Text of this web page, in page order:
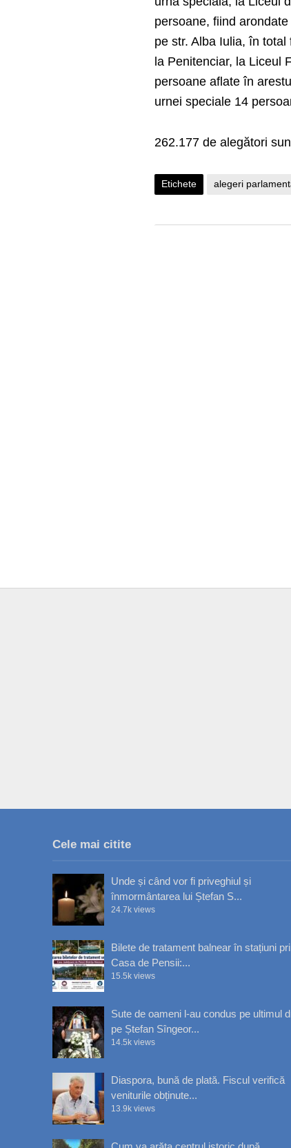
persoane, fiind
pe str. Alba Iulia, în
la Penitenciar, la Liceul
persoane aflate în
urnei speciale 14
262.177 de alegători
Etichete alegeri
Cele mai citite
Unde și când vor fi priveghiul și
înmormântarea lui Ștefan S...
24.7k views
Bilete de tratament balnear în stațiuni
Casa de Pensii:...
15.5k views
Sute de oameni l-au condus pe ultimul
pe Ștefan Sîngeor...
14.5k views
Diaspora, bună de plată. Fiscul verifică
veniturile obținute...
13.9k views